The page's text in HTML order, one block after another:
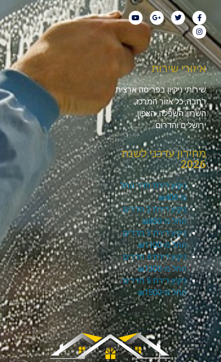
איזורי שירות
שירותי ניקיון בפריסה ארצית
רחבה, כל אזור המרכז,
השרון, השפלה, הצפון,
ירושלים והדרום.
מחירון עדכני לשנת
2026
ניקיון דירת חדר החל
מ-₪400
ניקיון דירת 2 חדרים
החל מ-₪800
ניקיון דירת 3 חדרים
החל מ-₪1100
ניקיון דירת 4 חדרים
החל מ-₪1300
ניקיון דירת 5 חדרים
החל מ-₪1500